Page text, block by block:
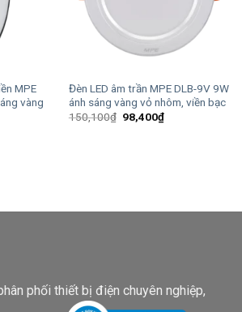
MPE
vàng
Đèn LED âm trần MPE DLB-9V 9W
ánh sáng vàng vỏ nhôm, viền bạc
150,100₫ Giá
gốc
98,400₫Giá
hiện
phối thiết bị điện chuyên nghiệp,